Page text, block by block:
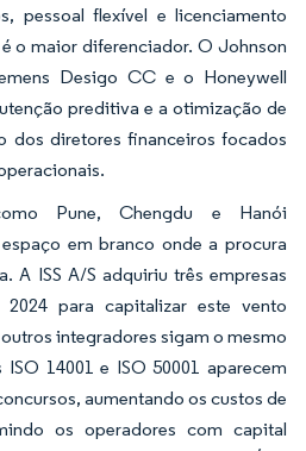
pessoal flexível e licenciamento
o maior diferenciador. O Johnson
Desigo CC e o Honeywell
preditiva e a otimização de
dos diretores financeiros focados
Pune, Chengdu e Hanói
em branco onde a procura
A ISS A/S adquiriu três empresas
para capitalizar este vento
integradores sigam o mesmo
14001 e ISO 50001 aparecem
aumentando os custos de
os operadores com capital